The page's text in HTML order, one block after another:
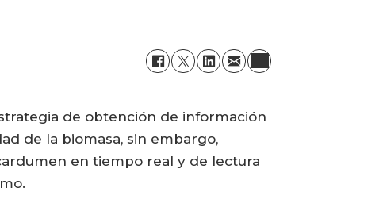
de obtención de información
de la biomasa, sin embargo,
en tiempo real y de lectura